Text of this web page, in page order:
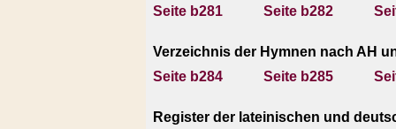
Seite b281
Seite b282
Verzeichnis der Hymnen nach AH
Seite b284
Seite b285
Register der lateinischen und